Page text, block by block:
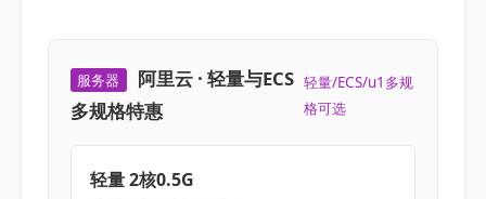
服务器
阿里云 · 轻量与ECS
多规格特惠
轻量/ECS/u1多规
格可选
轻量 2核0.5G